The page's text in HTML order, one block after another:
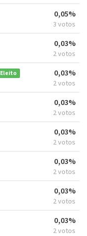
0,05%
3 votos
0,03%
2 votos
Eleito 0,03%
2 votos
0,03%
2 votos
0,03%
2 votos
0,03%
2 votos
0,03%
2 votos
0,03%
2 votos